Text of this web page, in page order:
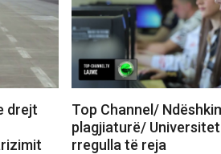
drejt
Top Channel/
plagjiaturë/
rregulla të reja